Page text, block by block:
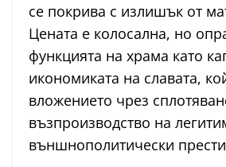
се покрива с излишък от
Цената е колосална, но
функцията на храма като
икономиката на славата,
вложението чрез
възпроизводство на
външнополитически